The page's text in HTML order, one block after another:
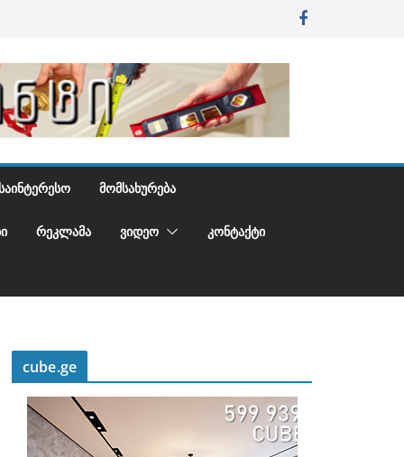
ᲡᲐᲘᲜᲢᲔᲠᲔᲡᲝ ᲛᲝᲛᲡᲐᲮᲣᲠᲔᲑᲐ
ᲠᲔᲙᲚᲐᲛᲐ ᲕᲘᲓᲔᲝ ᲙᲝᲜᲢᲐᲥᲢᲘ
cube.ge